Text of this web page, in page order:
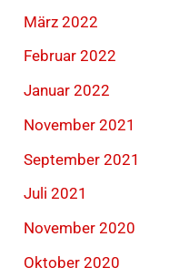
März 2022
Februar 2022
Januar 2022
November 2021
September 2021
Juli 2021
November 2020
Oktober 2020